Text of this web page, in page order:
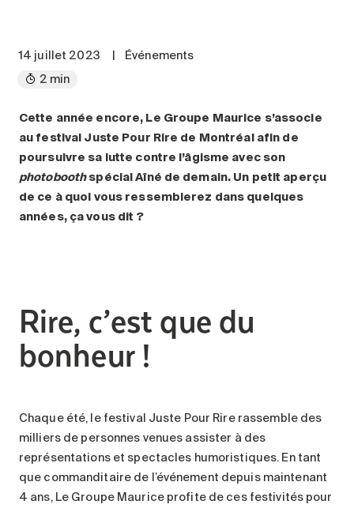
Notre approche
Les 8 étapes d’emménagement
À propos
Nouvelles
FAQ
14 juillet 2023
Événements
2 min
Cette année encore, Le Groupe Maurice s’associe
au festival Juste Pour Rire de Montréal afin de
poursuivre sa lutte contre l’âgisme avec son
photoboothspécial Aîné de demain. Un petit aperçu
de ce à quoi vous ressemblerez dans quelques
années, ça vous dit ?
Rire, c’est que du
bonheur !
Chaque été, le festival Juste Pour Rire rassemble des
milliers de personnes venues assister à des
représentations et spectacles humoristiques. En tant
que commanditaire de l’événement depuis maintenant
4 ans, Le Groupe Maurice profite de ces festivités pour